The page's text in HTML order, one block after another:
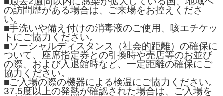
の訪問歴がある場合は、ご来場をお控えくださ
い。
■手洗いや備え付けの消毒液のご使用、咳エチケッ
トにご協力ください。
■ソーシャルディスタンス（社会的距離）の確保に
ついて、座席指定券との引換時や売店等のお並び
の際、および入退館時など、一定距離の確保にご
協力ください。
■ご入場の際の機器による検温にご協力ください。
37.5度以上の発熱が確認された場合は、ご入場を